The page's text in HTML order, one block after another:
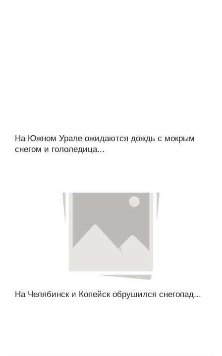
На Южном Урале ожидаются дождь с мокрым
снегом и гололедица...
На Челябинск и Копейск обрушился снегопад...